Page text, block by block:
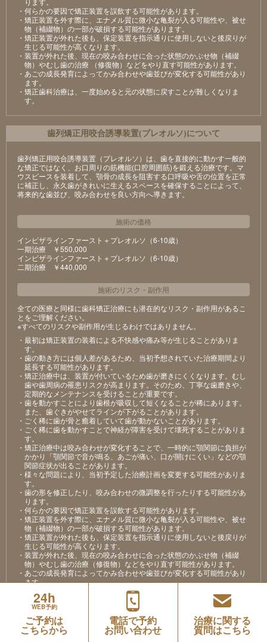
・何らかの要因で矯正装置を誤飲する可能性があります。
・矯正装置を外す際に、エナメル質に微小な亀裂が入る可能性や、被せ
物（補綴物）の一部が破損する可能性があります。
・矯正装置が外れた後も、保定装置を指示通りに使用しないと後戻りが
生じる可能性が高くなります。
・装置が外れた後、現在の咬み合わせに合った状態のかぶせ物（補綴
物）やむし歯の治療 （修復物）などをやり直す可能性があります。
・あごの成長発育によってかみ合わせや歯並びが変化する可能性があり
ます。
・矯正歯科治療は、一度始めると元の状態に戻すことが難しくなりま
す。
⻭列矯正⽤咬合誘導装置(プレオルソ)について
歯列矯正用咬合誘導装置（プレオルソ）は、歯を直接的に動かす一般的
な矯正ではなく、お口周りの筋機能(口腔周囲筋)を鍛える治療です。マ
ウスピースを装着して、顎骨の成長を阻害する口呼吸や舌の位置を正常
に補正し、永久歯がきれいに生えるスペースを確保することによって、
将来的な歯並び、咬み合わせを良い方向へ導きます。
施術の価格
インビザラインファースト＋プレオルソ（6-10歳）
⼀期治療 ￥550,000
インビザラインファースト＋プレオルソ（6-10歳）
⼆期治療 ￥440,000
施術のリスク ・ 副作用
全ての医療と同様に歯科矯正治療にも潜在的なリスク・副作用があるこ
とをご理解ください。
※すべてのリスクや副作用が生じるわけではありません。
・最初は矯正装置の装着による不快感や痛み等が⽣じることがありま
す。
・⻭の動き⽅には個⼈差があるため、当初予想されていた治療期間より
延⻑する可能性があります。
・矯正治療中は、装置が付いているため⻭が磨きにくくなります。むし
⻭や⻭周病の罹患リスクが⾼まります。そのため、丁寧な⻭磨きや、
定期的なメンテナンスを受けることが重要です。
・⻭を動かすことにより⻭根が吸収して短くなることが稀にあります。
また、⻭ぐきがやせてラインが下がることがあります。
・ごく稀に⻭が⾻と癒着していて⻭が動かないことがあります。
・ごく稀に⻭を動かすことで神経が障害を受けて壊死することがありま
す。
・矯正治療中は咬み合わせが変化することで、⼀時的に顎関節に負担が
かかり「顎関節で⾳が鳴る、あごが痛い、⼝が開けにくい」などの顎
関節症状が出ることがあります。
・様々な問題により、当初予定した治療計画を変更する可能性がありま
す。
・⻭の形を修正したり、咬み合わせの微調整を⾏ったりする可能性があ
ります。
・何らかの要因で矯正装置を誤飲する可能性があります。
・矯正装置を外す際に、エナメル質に微⼩な⻲裂が⼊る可能性や、被せ
物（補綴物）の⼀部が破損する可能性があります。
・矯正装置が外れた後も、保定装置を指⽰通りに使⽤しないと後戻りが
⽣じる可能性が⾼くなります。
・装置が外れた後、現在の咬み合わせに合った状態のかぶせ物（補綴
物）やむし⻭の治療（修復物）などをやり直す可能性があります。
・あごの成⻑発育によってかみ合わせや⻭並びが変化する可能性があり
ます。
・矯正⻭科治療は、⼀度始めると元の状態に戻すことが難しくなりま
す。24h
WEB予約
ご予約は
こちらから
電話で予約
お問い合わせ
治療に関する
質問はこちら